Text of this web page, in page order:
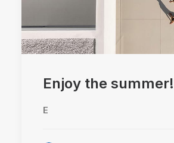
Enjoy the summer!
E